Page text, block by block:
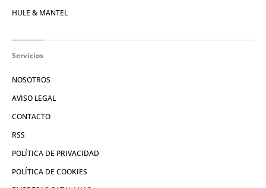
HULE & MANTEL
Servicios
NOSOTROS
AVISO LEGAL
CONTACTO
RSS
POLÍTICA DE PRIVACIDAD
POLÍTICA DE COOKIES